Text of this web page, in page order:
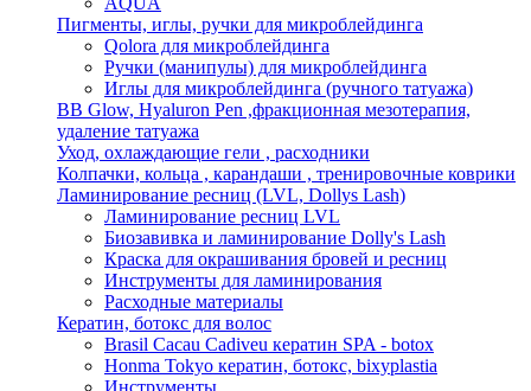
Пигменты, иглы, ручки для микроблейдинга
Qolora для микроблейдинга
Ручки (манипулы) для микроблейдинга
Иглы для микроблейдинга (ручного татуажа)
BB Glow, Hyaluron Pen ,фракционная мезотерапия,
удаление татуажа
Уход, охлаждающие гели , расходники
Колпачки, кольца , карандаши , тренировочные коврики
Ламинирование ресниц (LVL, Dollys Lash)
Ламинирование ресниц LVL
Биозавивка и ламинирование Dolly's Lash
Краска для окрашивания бровей и ресниц
Инструменты для ламинирования
Расходные материалы
Кератин, ботокс для волос
Brasil Cacau Cadiveu кератин SPA - botox
Honma Tokyo кератин, ботокс, bixyplastia
Инструменты